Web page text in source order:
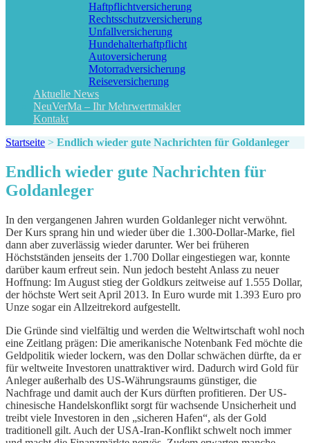
Haftpflichtversicherung
Rechtsschutzversicherung
Unfallversicherung
Hundehalterhaftpflicht
Autoversicherung
Motorradversicherung
Reiseversicherung
Aktuelle News
NeuVerMa – Ihr Mehrwertmakler
Kontakt
Startseite > Endlich wieder gute Nachrichten für Goldanleger
Endlich wieder gute Nachrichten für
Goldanleger
In den vergangenen Jahren wurden Goldanleger nicht verwöhnt.
Der Kurs sprang hin und wieder über die 1.300-Dollar-Marke, fiel
dann aber zuverlässig wieder darunter. Wer bei früheren
Höchstständen jenseits der 1.700 Dollar eingestiegen war, konnte
darüber kaum erfreut sein. Nun jedoch besteht Anlass zu neuer
Hoffnung: Im August stieg der Goldkurs zeitweise auf 1.555 Dollar,
der höchste Wert seit April 2013. In Euro wurde mit 1.393 Euro pro
Unze sogar ein Allzeitrekord aufgestellt.
Die Gründe sind vielfältig und werden die Weltwirtschaft wohl noch
eine Zeitlang prägen: Die amerikanische Notenbank Fed möchte die
Geldpolitik wieder lockern, was den Dollar schwächen dürfte, da er
für weltweite Investoren unattraktiver wird. Dadurch wird Gold für
Anleger außerhalb des US-Währungsraums günstiger, die
Nachfrage und damit auch der Kurs dürften profitieren. Der US-
chinesische Handelskonflikt sorgt für wachsende Unsicherheit und
treibt viele Investoren in den „sicheren Hafen“, als der Gold
traditionell gilt. Auch der USA-Iran-Konflikt schwelt noch immer